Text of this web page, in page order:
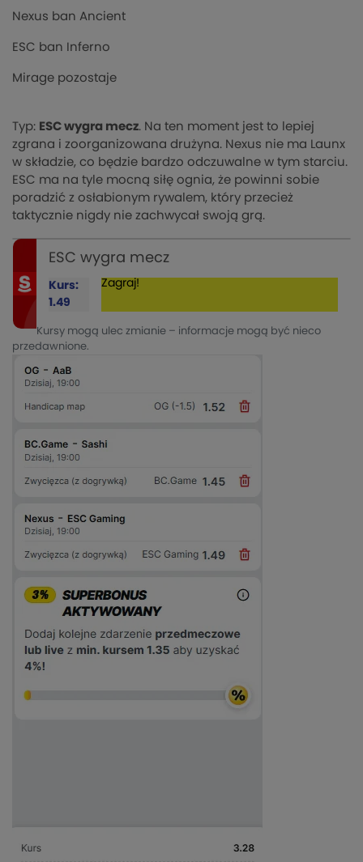
Nexus ban Ancient
ESC ban Inferno
Mirage pozostaje
Typ: ESC wygra mecz. Na ten moment jest to lepiej
zgrana i zoorganizowana drużyna. Nexus nie ma Launx
w składzie, co będzie bardzo odczuwalne w tym starciu.
ESC ma na tyle mocną siłę ognia, że powinni sobie
poradzić z osłabionym rywalem, który przecież
taktycznie nigdy nie zachwycał swoją grą.
ESC wygra mecz
Kurs:
1.49
Zagraj!
Kursy mogą ulec zmianie – informacje mogą być nieco
przedawnione.